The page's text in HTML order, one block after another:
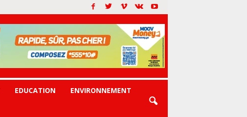
EDUCATION ENVIRONNEMENT